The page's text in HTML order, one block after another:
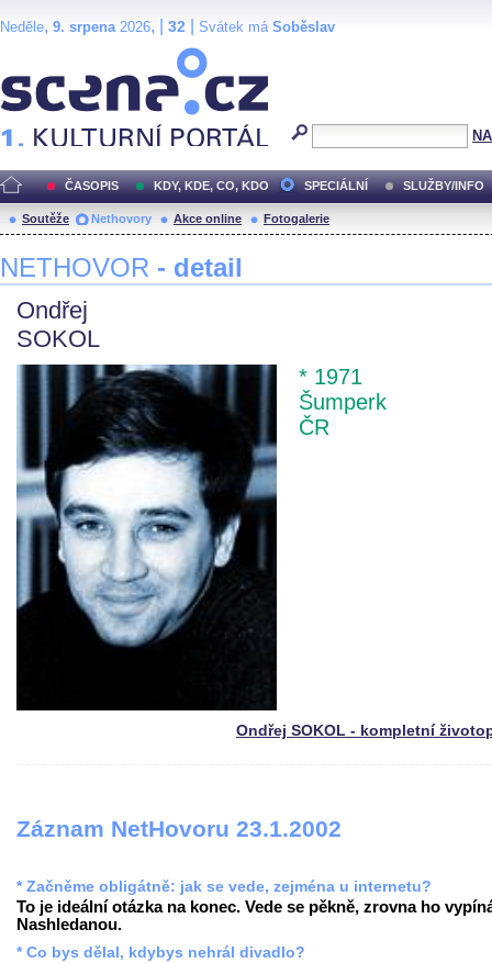
Neděle, 9. srpena2026, | 32 Svátek má Soběslav
ČASOPIS KDY, KDE, CO, KDO SPECIÁLNÍ SLUŽBY/INFO
Soutěže Nethovory Akce online Fotogalerie
NETHOVOR - detail
Ondřej
SOKOL
* 1971
Šumperk
ČR
Ondřej SOKOL - kompletní
Záznam NetHovoru 23.1.2002
* Začněme obligátně: jak se vede, zejména u internetu?
To je ideální otázka na konec. Vede se pěkně, zrovna ho
Nashledanou.
* Co bys dělal, kdybys nehrál divadlo?